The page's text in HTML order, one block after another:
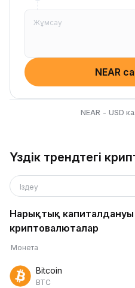
Жұмсау
NEAR
NEAR - USD
Үздік трендтегі
Іздеу
Нарықтық
криптовалюталар
Монета
Bitcoin
BTC